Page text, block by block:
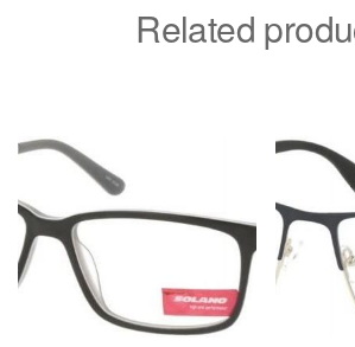
Related